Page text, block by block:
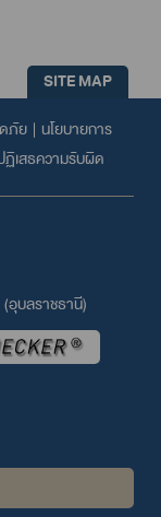
SITE MAP
ภัย| นโยบายการ
ฏิเสธความรับผิด
อุบลราชธานี)